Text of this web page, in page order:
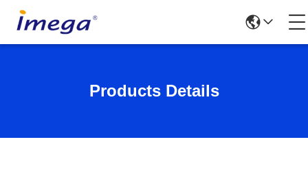
Products Details